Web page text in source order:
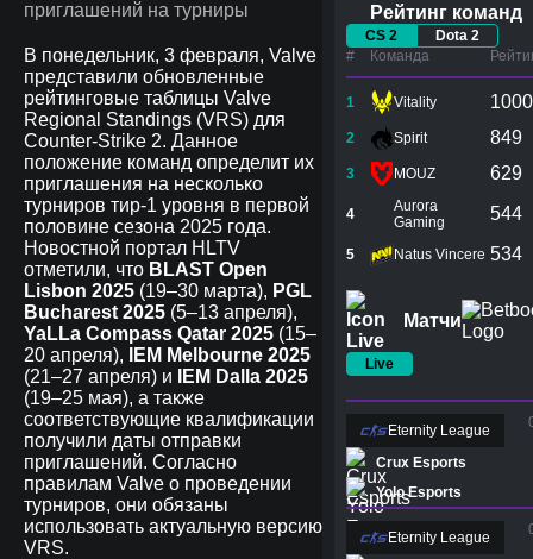
В понедельник, 3 февраля, Valve
представили обновленные
рейтинговые таблицы Valve
Regional Standings (VRS) для
Counter-Strike 2. Данное
положение команд определит их
приглашения на несколько
турниров тир-1 уровня в первой
половине сезона 2025 года.
Новостной портал HLTV
отметили, что BLAST Open
Lisbon 2025 (19–30 марта), PGL
Bucharest 2025 (5–13 апреля),
YaLLa Compass Qatar 2025 (15–
20 апреля),
IEM Melbourne 2025
(21–27 апреля) и
IEM Dalla 2025
(19–25 мая), а также
соответствующие квалификации
получили даты отправки
приглашений. Согласно
правилам Valve о проведении
турниров, они обязаны
использовать актуальную версию
VRS.
Рейтинг команд
CS 2
Dota 2
#
Команда
1 Vitality 1000
2 Spirit 849
3 MOUZ 629
4
Aurora
Gaming
544
5 Natus Vincere 534
Матчи
Live
Eternity League
Crux Esports
Yolo Esports
Eternity League